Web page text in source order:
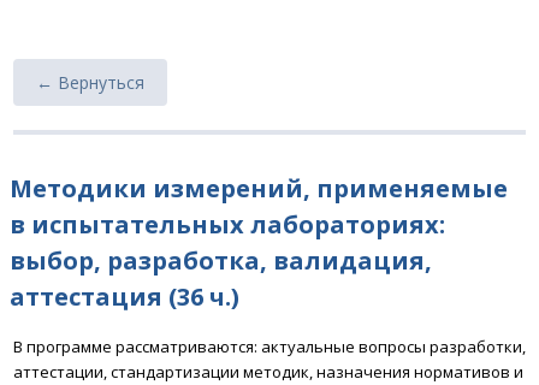
← Вернуться
Методики измерений, применяемые
в испытательных лабораториях:
выбор, разработка, валидация,
аттестация (36 ч.)
В программе рассматриваются: актуальные вопросы разработки,
аттестации, стандартизации методик, назначения нормативов и